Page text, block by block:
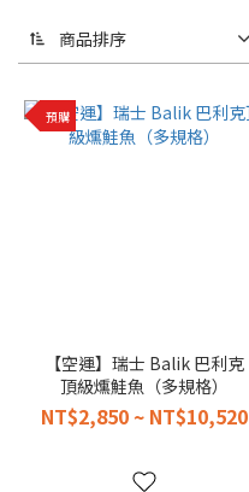
商品排序
預購
【空運】瑞士 Balik 巴利克
頂級燻鮭魚（多規格）
NT$2,850 ~ NT$10,520